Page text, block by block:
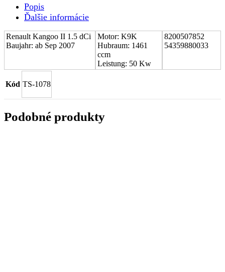
1.5
dCi
Popis
Ďalšie informácie
Renault Kangoo II 1.5 dCi
Baujahr: ab Sep 2007
Motor: K9K
Hubraum: 1461
ccm
Leistung: 50 Kw
8200507852
54359880033
Kód TS-1078
Podobné produkty